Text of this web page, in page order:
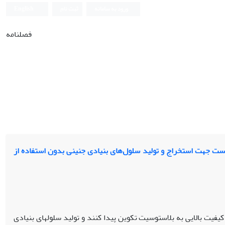
فصلنامه
2 سلولی و 4 سلولی موش به بلاستوسیست‌ جهت استخراج و تولید سلول‌های بنیادی جنینی بدون استفاده از
بلاستومرهای جنین­های 2 و 4 سلولی موش با کیفیت بالایی به بلاستوسیت تکوین پیدا کنند و تولید سلول­های بنیادی